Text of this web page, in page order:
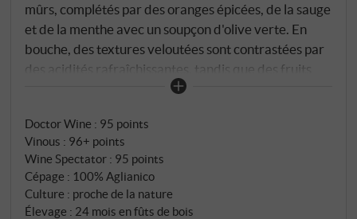
mûrs, complétés par des oranges épicées, de la sauge
et de la menthe avec un soupçon d'olive verte. En
bouche, des textures veloutées sont contrastées par
des acidités rafraîchissantes, tandis que des fruits
noirs polis baignent les sens et laissent un mélange de
un soupçon de fleurs violettes. La finale est longue,
pleine de masses de mûres mûres, de prunes et de
tons d'herbes douces, mais aussi parfaitement
structurée et, malgré toute sa jeunesse, très
équilibrée et harmonieuse. Luigi Moio et son équipe
Doctor Wine : 95 points
Vinous : 96+ points
Wine Spectator : 95 points
Cépage : 100% Aglianico
Culture : proche de la nature
Élevage : 24 mois en fûts de bois